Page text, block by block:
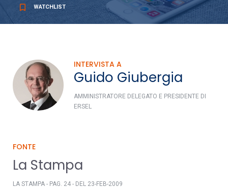
bookmark_border WATCHLIST
INTERVISTA A
Guido Giubergia
AMMINISTRATORE DELEGATO E PRESIDENTE DI
ERSEL
FONTE
La Stampa
LA STAMPA - PAG. 24 - DEL 23-FEB-2009